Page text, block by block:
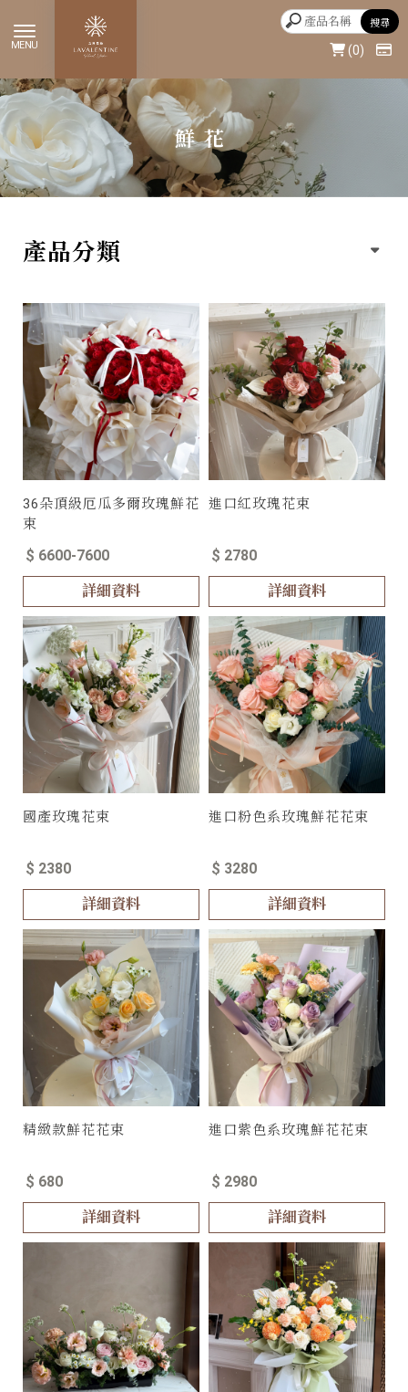
0
鮮花
產品分類
36朵頂級厄瓜多爾玫瑰鮮花
束
$ 6600-7600
詳細資料
進口紅玫瑰花束
$ 2780
詳細資料
國產玫瑰花束
$ 2380
詳細資料
進口粉色系玫瑰鮮花花束
$ 3280
詳細資料
精緻款鮮花花束
$ 680
詳細資料
進口紫色系玫瑰鮮花花束
$ 2980
詳細資料